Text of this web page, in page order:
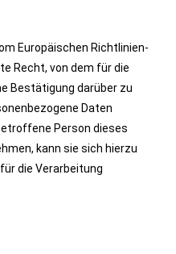
Europäischen Richtlinien-
Recht, von dem für die
Bestätigung darüber zu
Daten
Person dieses
kann sie sich hierzu
die Verarbeitung